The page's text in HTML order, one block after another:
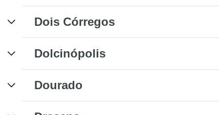
Dois Córregos
Dolcinópolis
Dourado